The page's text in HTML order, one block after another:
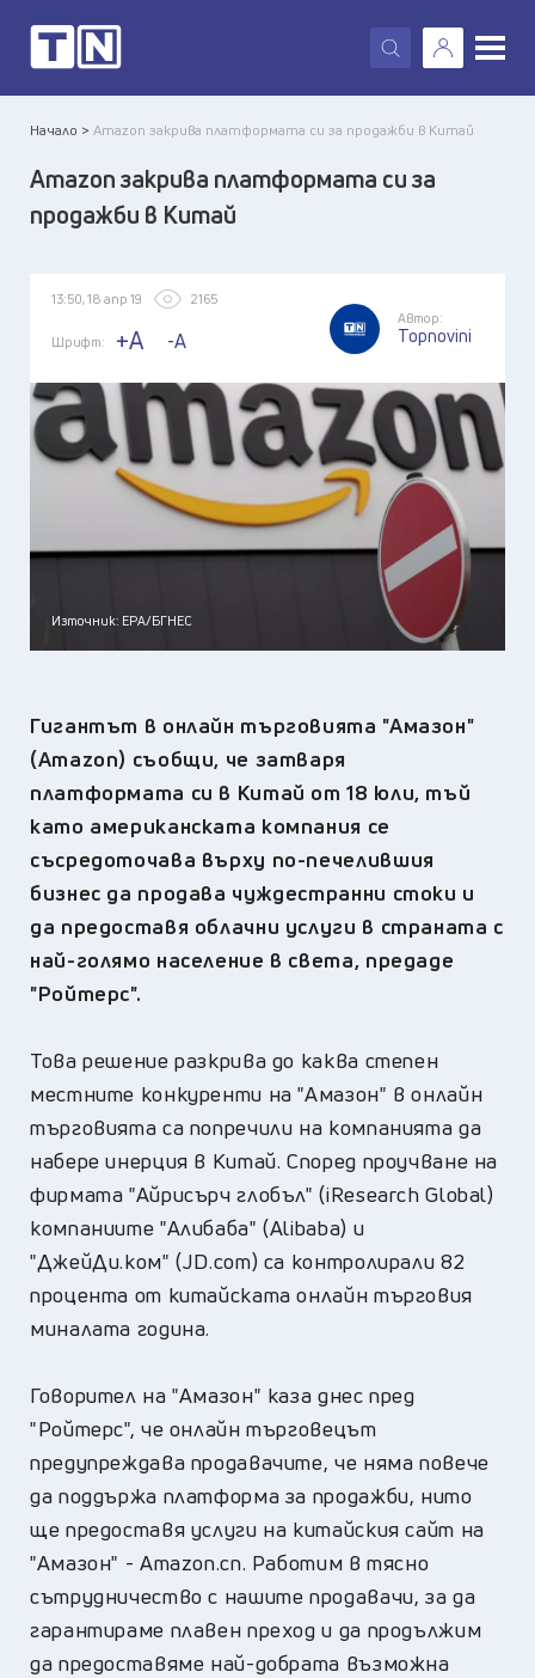
X
Начало >Amazon закрива платформата си за продажби в Китай
Amazon закрива платформата си за
продажби в Китай
13:50, 18 апр 19 2165
Шрифт: +A -A
Автор:
Topnovini
Източник: ЕРА/БГНЕС
Гигантът в онлайн търговията "Амазон"
(Amazon) съобщи, че затваря
платформата си в Китай от 18 юли, тъй
като американската компания се
съсредоточава върху по-печелившия
бизнес да продава чуждестранни стоки и
да предоставя облачни услуги в страната с
най-голямо население в света, предаде
"Ройтерс".
Това решение разкрива до каква степен
местните конкуренти на "Амазон" в онлайн
търговията са попречили на компанията да
набере инерция в Китай. Според проучване на
фирмата "Айрисърч глобъл" (iResearch Global)
компаниите "Алибаба" (Alibaba) и
"ДжейДи.ком" (JD.com) са контролирали 82
процента от китайската онлайн търговия
миналата година.
Говорител на "Амазон" каза днес пред
"Ройтерс", че онлайн търговецът
предупреждава продавачите, че няма повече
да поддържа платформа за продажби, нито
ще предоставя услуги на китайския сайт на
"Амазон" - Amazon.cn. Работим в тясно
сътрудничество с нашите продавачи, за да
гарантираме плавен преход и да продължим
да предоставяме най-добрата възможна